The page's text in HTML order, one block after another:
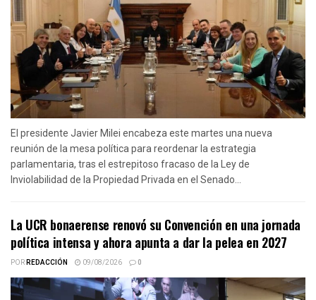
El presidente Javier Milei encabeza este martes una nueva
reunión de la mesa política para reordenar la estrategia
parlamentaria, tras el estrepitoso fracaso de la Ley de
Inviolabilidad de la Propiedad Privada en el Senado...
La UCR bonaerense renovó su Convención en una jornada
política intensa y ahora apunta a dar la pelea en 2027
PORREDACCIÓN 09/08/2026 0